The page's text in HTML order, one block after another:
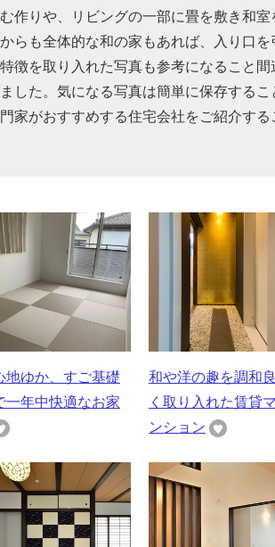
作りや、リビングの一部に畳を敷き和
らも全体的な和の家もあれば、入り口
徴を取り入れた写真も参考になること
した。気になる写真は簡単に保存する
家がおすすめする住宅会社をご紹介する
地ゆか、すご基礎
一年中快適なお家
和や洋の趣を調和良
く取り入れた賃貸マ
ンション